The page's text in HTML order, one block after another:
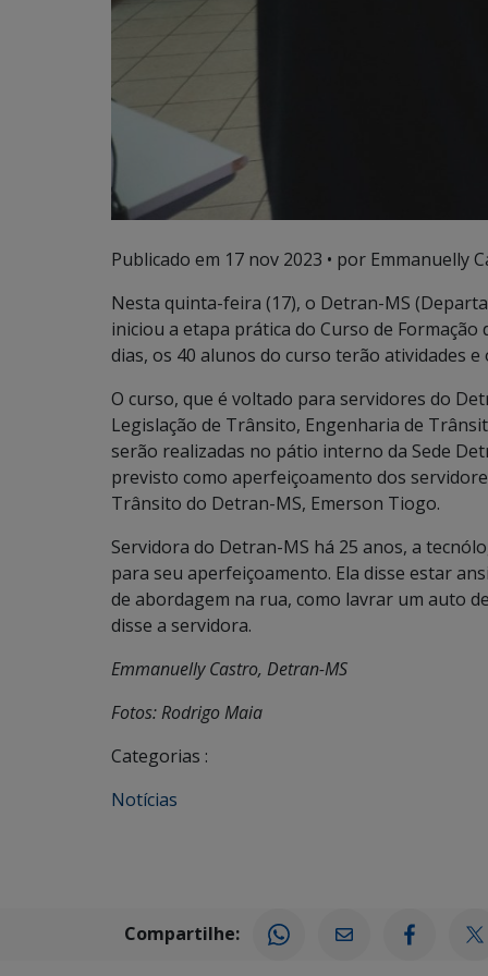
Publicado em 17 nov 2023 • por Emmanuelly
Nesta quinta-feira (17), o Detran-MS
iniciou a etapa prática do Curso de
dias, os 40 alunos do curso terão atividades
O curso, que é voltado para servidores do
Legislação de Trânsito, Engenharia de
serão realizadas no pátio interno da Sede
previsto como aperfeiçoamento dos
Trânsito do Detran-MS, Emerson Tiogo.
Servidora do Detran-MS há 25 anos, a
para seu aperfeiçoamento. Ela disse estar
de abordagem na rua, como lavrar um auto
disse a servidora.
Emmanuelly Castro, Detran-MS
Fotos: Rodrigo Maia
Categorias :
Notícias
Compartilhe: